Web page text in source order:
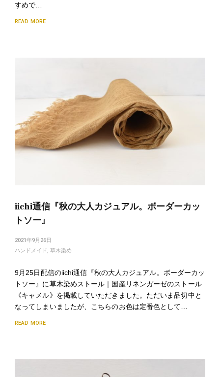
すめで…
READ MORE
iichi通信『秋の大人カジュアル。ボーダーカッ
トソー』
2021年9月26日
ハンドメイド 草木染め
9月25日配信のiichi通信『秋の大人カジュアル。ボーダーカッ
トソー』に草木染めストール｜国産リネンガーゼのストール
《キャメル》を掲載していただきました。ただいま品切中と
なってしまいましたが、こちらのお色は定番色として…
READ MORE